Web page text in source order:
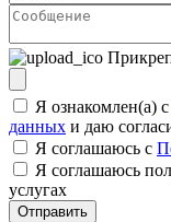
Я ознакомлен(а) с
данных и даю
Я соглашаюсь c
Я соглашаюсь
услугах
Отправить